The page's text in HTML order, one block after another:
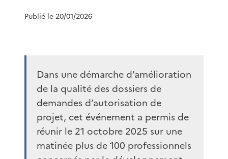
Publié le 20/01/2026
Dans une démarche d’amélioration
de la qualité des dossiers de
demandes d’autorisation de
projet, cet événement a permis de
réunir le 21 octobre 2025 sur une
matinée plus de 100 professionnels